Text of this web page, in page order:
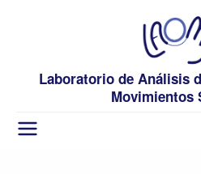
Laboratorio de Análisis
Movimientos